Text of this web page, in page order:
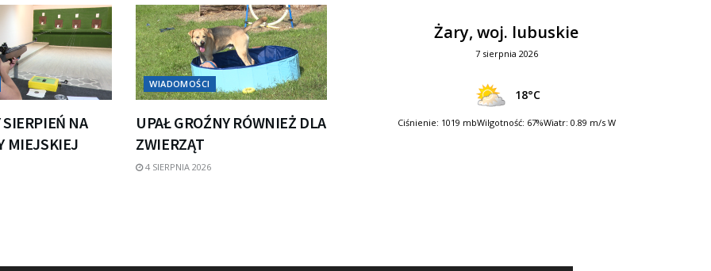
SIERPIEŃ NA
MIEJSKIEJ
WIADOMOŚCI
UPAŁ GROŹNY RÓWNIEŻ DLA
ZWIERZĄT
4 SIERPNIA 2026
Żary, woj. lubuskie
7 sierpnia 2026
18°C
Ciśnienie: 1019 mbWilgotność: 67%Wiatr: 0.89 m/s W